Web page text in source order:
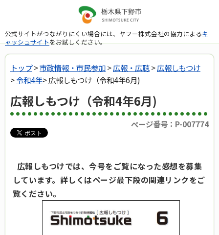
公式サイトがつながりにくい場合には、ヤフー株式会社の協力によるキ
ャッシュサイトをお試しください。
トップ>市政情報・市民参加>広報・広聴>広報しもつけ
>令和4年> 広報しもつけ（令和4年6月)
広報しもつけ（令和4年6月)
ページ番号：P-007774
広報しもつけでは、今号をご覧になった感想を募集
しています。詳しくはページ最下段の関連リンクをご
覧ください。